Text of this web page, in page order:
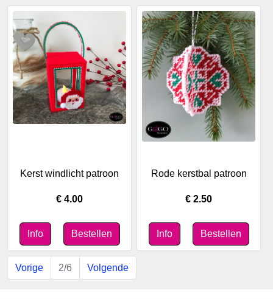
Kerst windlicht patroon
€ 4.00
Rode kerstbal patroon
€ 2.50
Vorige 2/6 Volgende